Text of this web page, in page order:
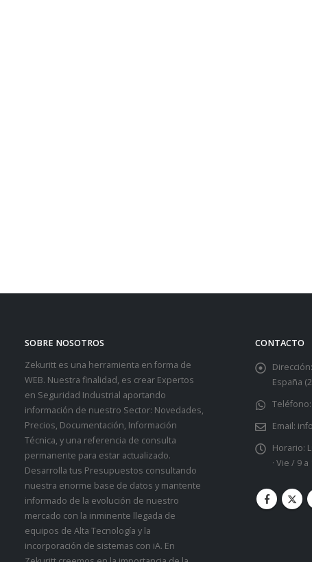
SOBRE NOSOTROS
Zekuritt es una herramienta en forma de
WEB. Nuestra finalidad, es crear Expertos
en Seguridad Industrial aportando
información de nuestro Sector: Novedades,
Precios, Documentación, Información
Técnica, y una referencia de consulta
permanente para estar actualizado.
Desarrolla tus Presupuestos consultando
nuestra enorme base de datos y mantente
informado de la evolución de nuestro
mercado con la inminente llegada de
equipos de Alta Tecnología y la
incorporación de sistemas con iA. En
CONTACTO
España
Teléfono::
Email:
Horario:
· Vie / 9